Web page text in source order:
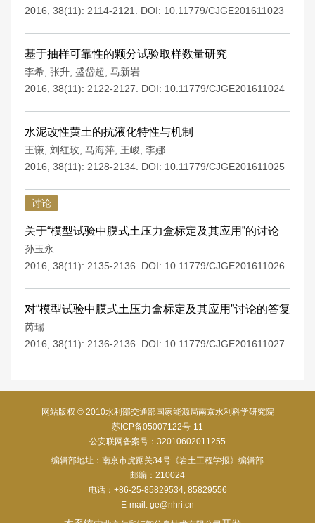
2016, 38(11): 2114-2121.
DOI: 10.11779/CJGE201611023
基于抽样可靠性的颗分试验取样数量研究
李希 张升 盛岱超
马新岩
2016, 38(11): 2122-2127.
DOI: 10.11779/CJGE201611024
水泥改性黄土的抗液化特性与机制
王谦 刘红玫 马海萍 王峻 李娜
2016, 38(11): 2128-2134. DOI: 10.11779/CJGE201611025
讨论
关于“模型试验中膜式土压力盒标定及其应用”的讨论
孙玉永
2016, 38(11): 2135-2136.
DOI: 10.11779/CJGE201611026
对“模型试验中膜式土压力盒标定及其应用”讨论的答复
芮瑞
2016, 38(11): 2136-2136.
DOI: 10.11779/CJGE201611027
网站版权 © 2010水利部交通部国家能源局南京水利科学研究院
苏ICP备05007122号-11
公安联网备案号：32010602011255
编辑部地址：南京市虎踞关34号《岩土工程学报》编辑部
邮编：210024
电话：+86-25-85829534, 85829556
E-mail: ge@nhri.cn